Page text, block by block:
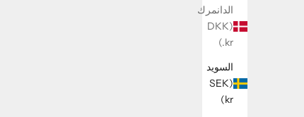
الدانمرك
(DKK
kr.)
السويد
(SEK
kr)